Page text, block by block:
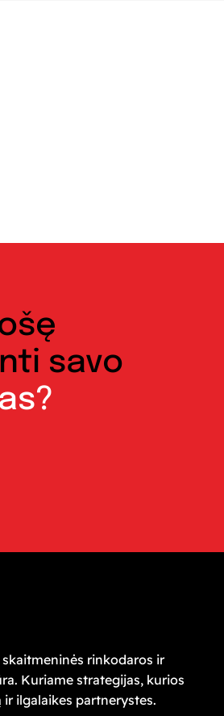
savo
skaitmeninės rinkodaros ir
Kuriame strategijas, kurios
ilgalaikes partnerystes.